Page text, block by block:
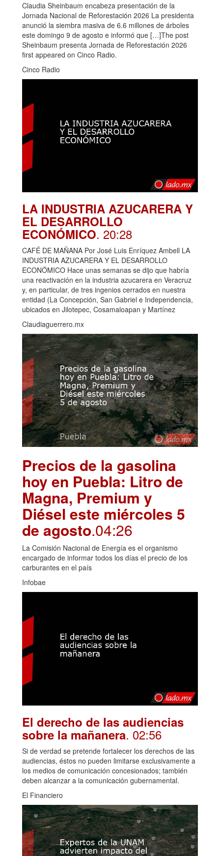
Claudia Sheinbaum encabeza presentación de la
Jornada Nacional de Reforestación 2026 La presidenta
anunció la siembra masiva de 6.6 millones de árboles
este domingo 9 de agosto e informó que […]The post
Sheinbaum presenta Jornada de Reforestación 2026
first appeared on Cinco Radio.
Cinco Radio
LA INDUSTRIA AZUCARERA Y
EL DESARROLLO
ECONÓMICO. 20:28
CAFÉ DE MAÑANA Por José Luis Enríquez Ambell LA
INDUSTRIA AZUCARERA Y EL DESARROLLO
ECONÓMICO Hace unas semanas se dijo que habría
una reactivación en la industria azucarera en Veracruz
y, en particular, de tres ingenios cerrados en nuestra
entidad (La Concepción, San Gabriel e Independencia,
ubicados en Jilotepec, Cosamaloapan y Martínez
Claudiaguerrero.mx
Precios de la gasolina
hoy en Puebla: Litro de
Magna, Premium y
Diésel este miércoles 5
de agosto.04:26
La Comisión Nacional de Energía es el organismo
encargado de informar todos los días el precio de los
carburantes en el país
Infobae
El derecho de las audiencias
sobre la mañanera. 02:56
Si de verdad se pretende fortalecer los derechos de las
audiencias, éstos no pueden limitarse exclusivamente a
los medios de comunicación concesionados; también
deben alcanzar a la comunicación gubernamental.
El Financiero